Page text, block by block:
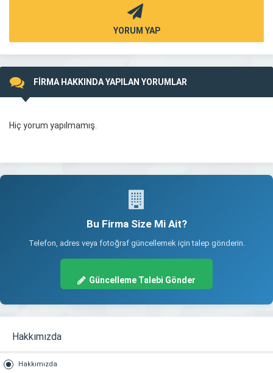
YORUM YAP
FİRMA HAKKINDA YAPILAN YORUMLAR
Hiç yorum yapılmamış.
Bu Firma Size Mi Ait?
Telefon, adres veya fotoğraf güncellemek için talep gönderin.
Güncelleme Talebi Gönder
Hakkımızda
Hakkımızda